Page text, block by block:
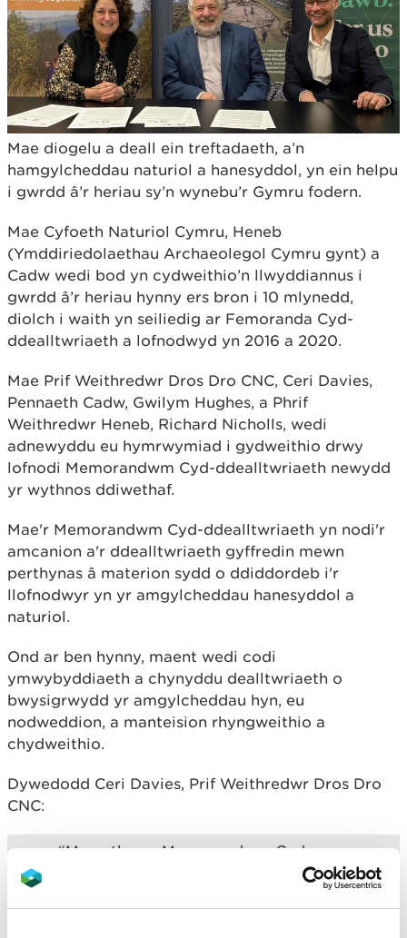
Mae diogelu a deall ein treftadaeth, a’n
hamgylcheddau naturiol a hanesyddol, yn ein helpu
i gwrdd â’r heriau sy’n wynebu’r Gymru fodern.
Mae Cyfoeth Naturiol Cymru, Heneb
(Ymddiriedolaethau Archaeolegol Cymru gynt) a
Cadw wedi bod yn cydweithio’n llwyddiannus i
gwrdd â’r heriau hynny ers bron i 10 mlynedd,
diolch i waith yn seiliedig ar Femoranda Cyd-
ddealltwriaeth a lofnodwyd yn 2016 a 2020.
Mae Prif Weithredwr Dros Dro CNC, Ceri Davies,
Pennaeth Cadw, Gwilym Hughes, a Phrif
Weithredwr Heneb, Richard Nicholls, wedi
adnewyddu eu hymrwymiad i gydweithio drwy
lofnodi Memorandwm Cyd-ddealltwriaeth newydd
yr wythnos ddiwethaf.
Mae'r Memorandwm Cyd-ddealltwriaeth yn nodi'r
amcanion a'r ddealltwriaeth gyffredin mewn
perthynas â materion sydd o ddiddordeb i'r
llofnodwyr yn yr amgylcheddau hanesyddol a
naturiol.
Ond ar ben hynny, maent wedi codi
ymwybyddiaeth a chynyddu dealltwriaeth o
bwysigrwydd yr amgylcheddau hyn, eu
nodweddion, a manteision rhyngweithio a
chydweithio.
Dywedodd Ceri Davies, Prif Weithredwr Dros Dro
CNC:
“Mae ethos y Memorandwm Cyd-
ddealltwriaeth yn aml wedi bod yn
gatalydd ar gyfer cydweithio - am y tro
cyntaf mewn rhai meysydd - ac yn hwb i